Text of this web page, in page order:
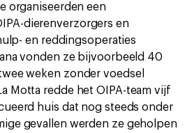
organiseerden een
dierenverzorgers en
en reddingsoperaties
vonden ze bijvoorbeeld 40
weken zonder voedsel
Motta redde het OIPA-team vijf
huis dat nog steeds onder
gevallen werden ze geholpen